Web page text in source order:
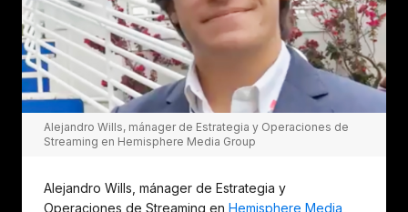
Alejandro Wills, mánager de Estrategia y Operaciones de
Streaming en Hemisphere Media Group
Alejandro Wills, mánager de Estrategia y
Operaciones de Streaming en Hemisphere Media